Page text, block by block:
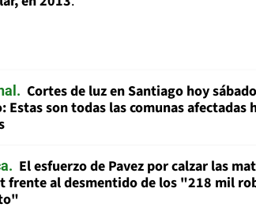
Cortes de luz en Santiago hoy
Estas son todas las comunas afectadas
El esfuerzo de Pavez por calzar las
frente al desmentido de los "218 mil